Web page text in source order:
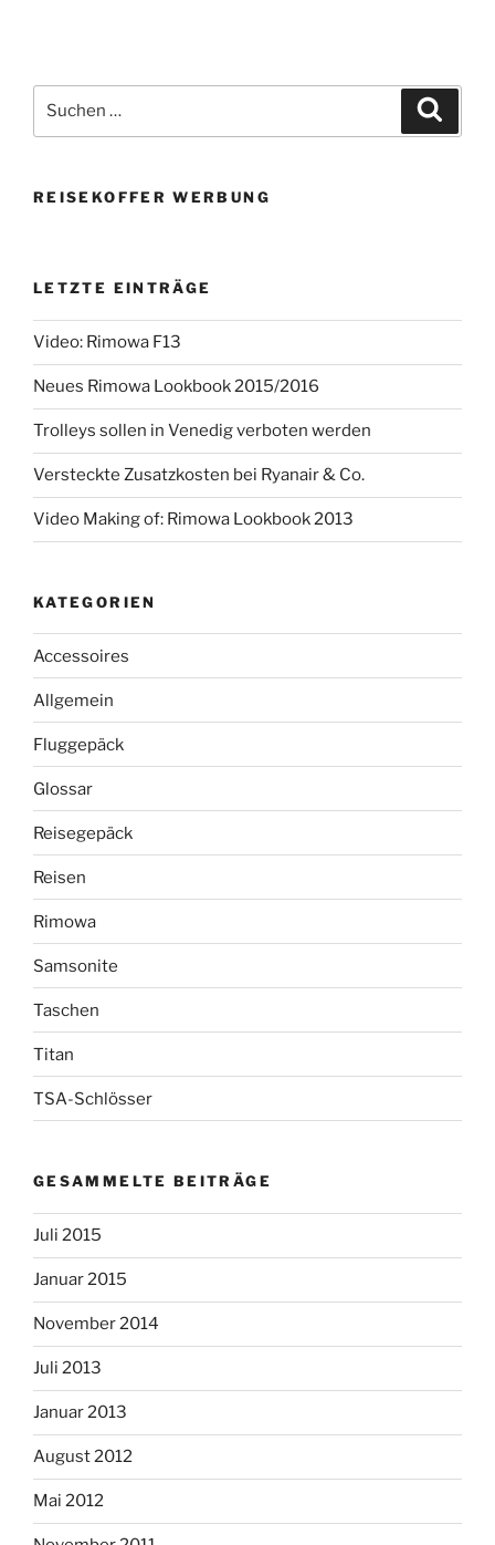
nach:
REISEKOFFER WERBUNG
LETZTE EINTRÄGE
Video: Rimowa F13
Neues Rimowa Lookbook 2015/2016
Trolleys sollen in Venedig verboten werden
Versteckte Zusatzkosten bei Ryanair & Co.
Video Making of: Rimowa Lookbook 2013
KATEGORIEN
Accessoires
Allgemein
Fluggepäck
Glossar
Reisegepäck
Reisen
Rimowa
Samsonite
Taschen
Titan
TSA-Schlösser
GESAMMELTE BEITRÄGE
Juli 2015
Januar 2015
November 2014
Juli 2013
Januar 2013
August 2012
Mai 2012